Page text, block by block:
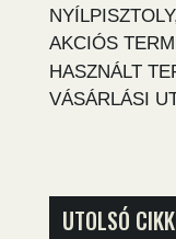
AKCIÓS
HASZNÁLT
VÁSÁRLÁSI
UTOLSÓ